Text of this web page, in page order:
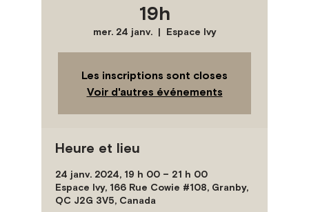
19h
mer. 24 janv.
  |
Espace Ivy
Les inscriptions sont closes
Voir d'autres événements
Heure et lieu
24 janv. 2024, 19 h 00 – 21 h 00
Espace Ivy, 166 Rue Cowie #108, Granby,
QC J2G 3V5, Canada